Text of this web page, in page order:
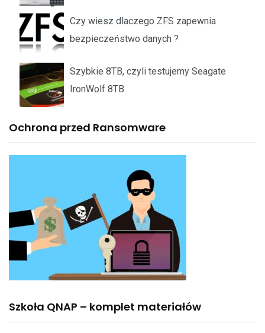
Czy wiesz dlaczego ZFS zapewnia
bezpieczeństwo danych ?
Szybkie 8TB, czyli testujemy Seagate
IronWolf 8TB
Ochrona przed Ransomware
Szkoła QNAP – komplet materiałów